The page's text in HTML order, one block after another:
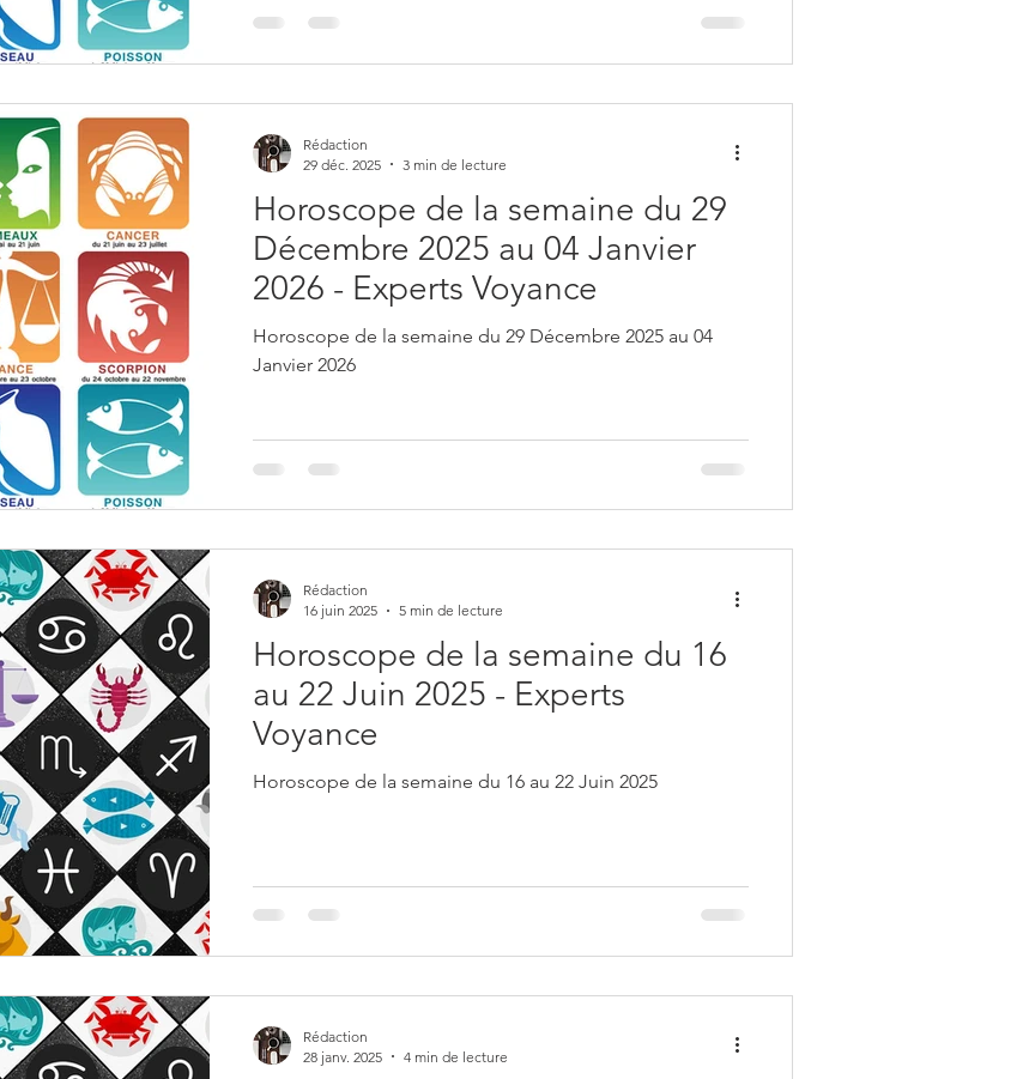
Horoscope de la semaine du 29
Décembre 2025 au 04 Janvier
2026 - Experts Voyance
Horoscope de la semaine du 29 Décembre 2025 au 04
Janvier 2026
Rédaction
29 déc. 2025
3 min de lecture
Horoscope de la semaine du 16
au 22 Juin 2025 - Experts
Voyance
Horoscope de la semaine du 16 au 22 Juin 2025
Rédaction
16 juin 2025
5 min de lecture
Rédaction
28 janv. 2025
4 min de lecture